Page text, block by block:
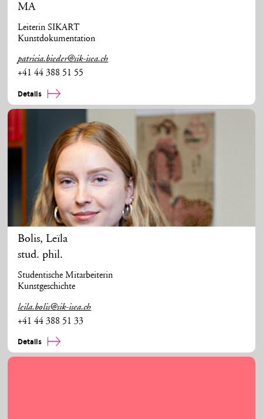
MA
Leiterin SIKART
Kunstdokumentation
patricia.bieder@sik-isea.ch
+41 44 388 51 55
Details
Bolis,Leïla
stud. phil.
Studentische Mitarbeiterin
Kunstgeschichte
leila.bolis@sik-isea.ch
+41 44 388 51 33
Details